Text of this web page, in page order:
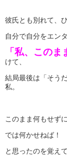
彼氏とも別れて、
自分で自分をエン
「私、このま
けて、
結局最後は「そう
私。
このまま何もせず
では何かせねば！
と思ったのを覚え